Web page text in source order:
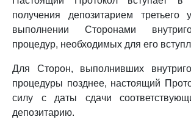
получения депозитарием третьего
выполнении Сторонами
процедур, необходимых для его
Для Сторон, выполнивших
процедуры позднее, настоящий
силу с даты сдачи
депозитарию.